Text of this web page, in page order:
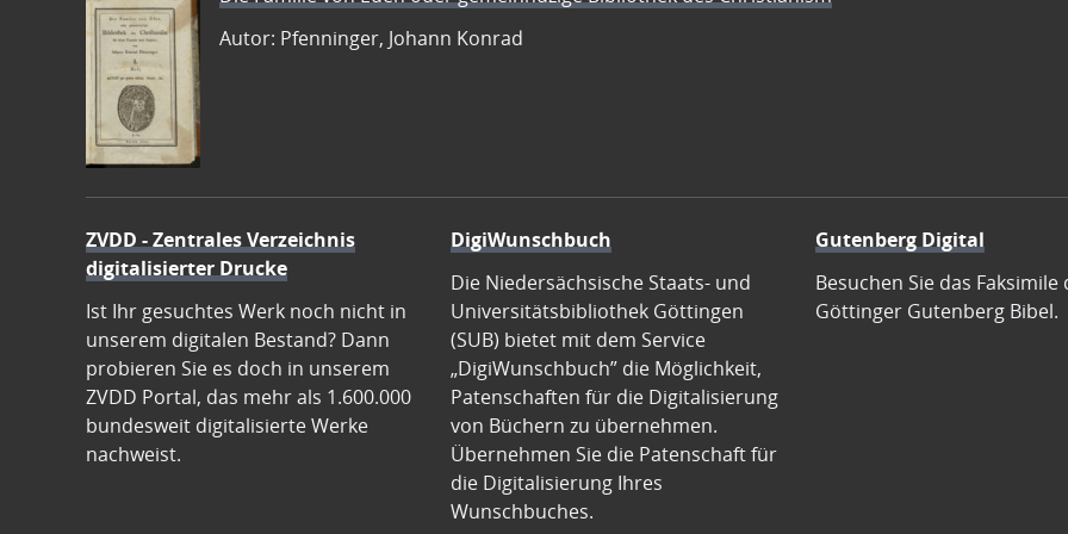
Autor: Pfenninger, Johann Konrad
ZVDD - Zentrales Verzeichnis
digitalisierter Drucke
Ist Ihr gesuchtes Werk noch nicht in
unserem digitalen Bestand? Dann
probieren Sie es doch in unserem
ZVDD Portal, das mehr als 1.600.000
bundesweit digitalisierte Werke
nachweist.
DigiWunschbuch
Die Niedersächsische Staats- und
Universitätsbibliothek Göttingen
(SUB) bietet mit dem Service
„DigiWunschbuch” die Möglichkeit,
Patenschaften für die Digitalisierung
von Büchern zu übernehmen.
Übernehmen Sie die Patenschaft für
die Digitalisierung Ihres
Wunschbuches.
Gutenberg Digital
Besuchen Sie das Faksimile
Göttinger Gutenberg Bibel.